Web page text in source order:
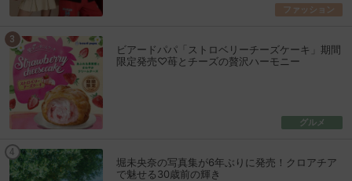
ファッション
ビアードパパ「ストロベリーチーズケーキ」期間
限定発売♡苺とチーズの贅沢ハーモニー
グルメ
堀未央奈の写真集が6年ぶりに発売！クロアチア
で魅せる30歳前の輝き